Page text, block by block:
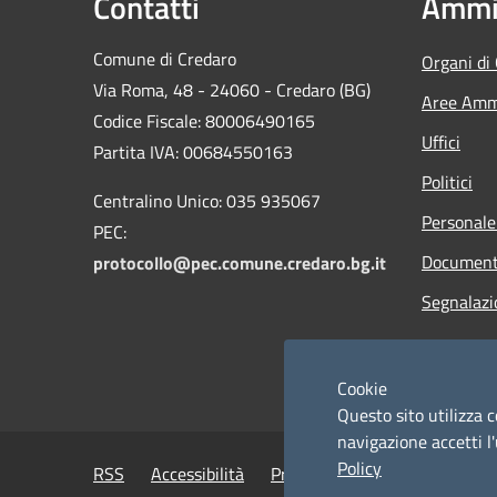
Comune di Credaro
Via Roma, 48 - 24060 - Credaro (BG)
Codice Fiscale: 80006490165
Partita IVA: 00684550163
Centralino Unico: 035 935067
PEC:
protocollo@pec.comune.credaro.bg.it
Organi di
Aree
Uffici
Politici
RSS Accessibilità Privacy Cookie
Cookie
Questo sito utilizza
navigazione accetti
Policy